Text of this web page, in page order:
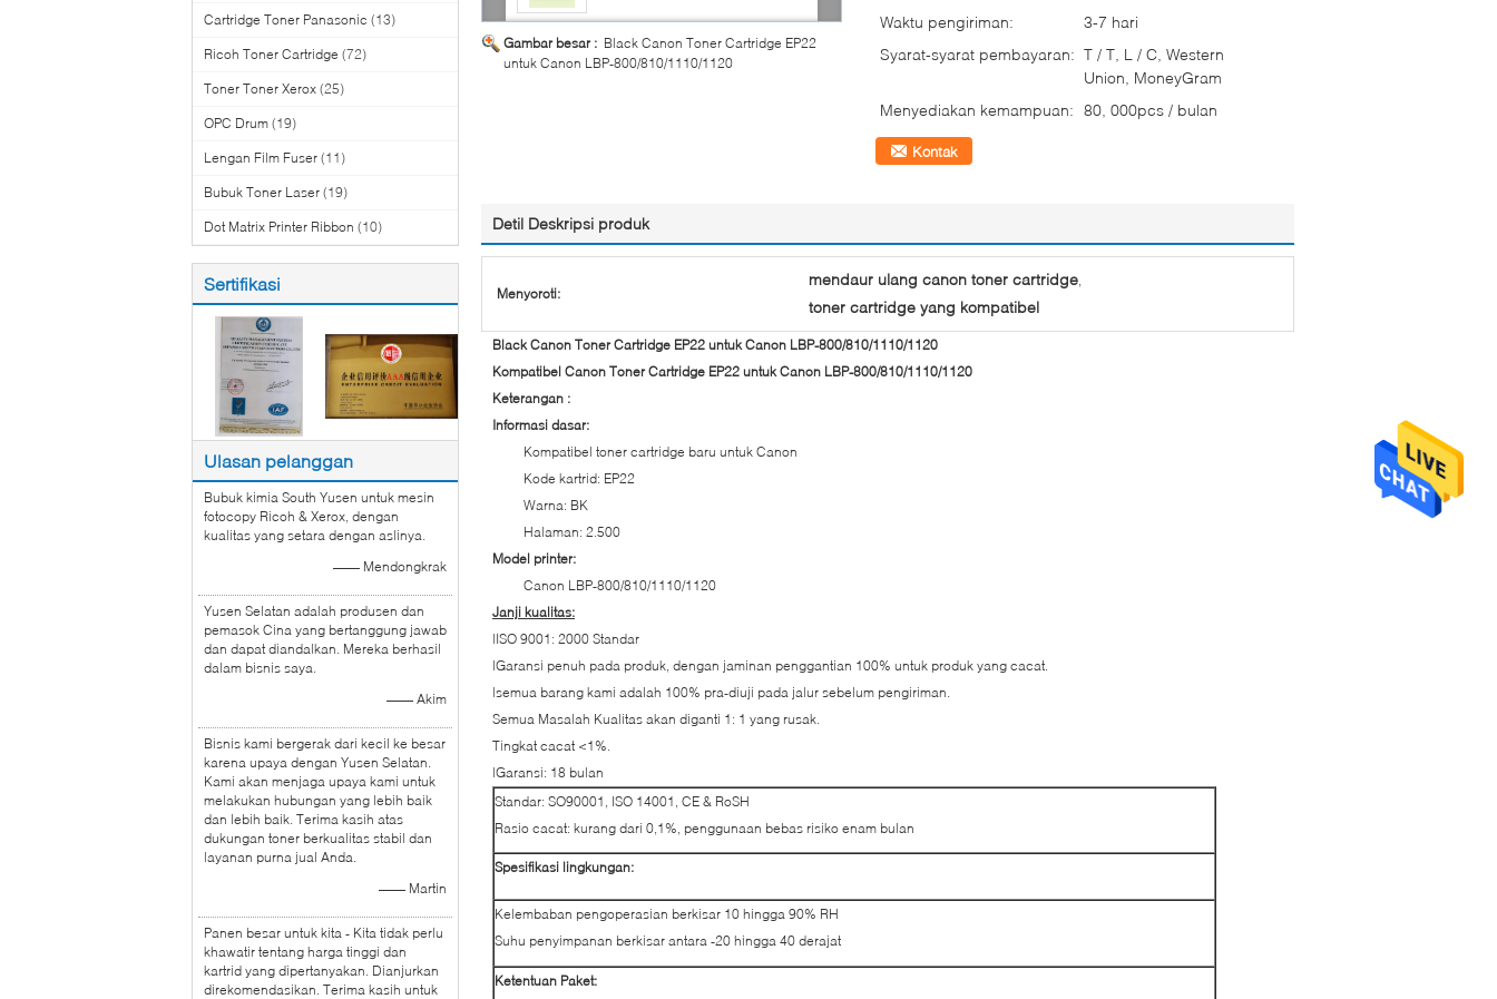
Cartridge Toner Panasonic (13)
Ricoh Toner Cartridge (72)
Toner Toner Xerox (25)
OPC Drum (19)
Lengan Film Fuser (11)
Bubuk Toner Laser (19)
Dot Matrix Printer Ribbon (10)
Sertifikasi
Ulasan pelanggan
Bubuk kimia South Yusen untuk mesin
fotocopy Ricoh & Xerox, dengan
kualitas yang setara dengan aslinya.
—— Mendongkrak
Yusen Selatan adalah produsen dan
pemasok Cina yang bertanggung jawab
dan dapat diandalkan. Mereka berhasil
dalam bisnis saya.
—— Akim
Bisnis kami bergerak dari kecil ke besar
karena upaya dengan Yusen Selatan.
Kami akan menjaga upaya kami untuk
melakukan hubungan yang lebih baik
dan lebih baik. Terima kasih atas
dukungan toner berkualitas stabil dan
layanan purna jual Anda.
—— Martin
Panen besar untuk kita - Kita tidak perlu
khawatir tentang harga tinggi dan
kartrid yang dipertanyakan. Dianjurkan
direkomendasikan. Terima kasih untuk
Gambar besar : Black Canon Toner Cartridge EP22
untuk Canon LBP-800/810/1110/1120
Waktu pengiriman:
3-7 hari
Syarat-syarat pembayaran: T / T, L / C, Western
Union, MoneyGram
Menyediakan kemampuan: 80, 000pcs / bulan
Kontak
Detil Deskripsi produk
Menyoroti:
mendaur ulang canon toner cartridge,
toner cartridge yang kompatibel
Black Canon Toner Cartridge EP22 untuk Canon LBP-800/810/1110/1120
Kompatibel Canon Toner Cartridge EP22 untuk Canon LBP-800/810/1110/1120
Keterangan :
Informasi dasar:
Kompatibel toner cartridge baru untuk Canon
Kode kartrid: EP22
Warna: BK
Halaman: 2.500
Model printer:
Canon LBP-800/810/1110/1120
Janji kualitas:
lISO 9001: 2000 Standar
lGaransi penuh pada produk, dengan jaminan penggantian 100% untuk produk yang cacat.
lsemua barang kami adalah 100% pra-diuji pada jalur sebelum pengiriman.
Semua Masalah Kualitas akan diganti 1: 1 yang rusak.
Tingkat cacat <1%.
lGaransi: 18 bulan
Standar: SO90001, ISO 14001, CE & RoSH
Rasio cacat: kurang dari 0,1%, penggunaan bebas risiko enam bulan
Spesifikasi lingkungan:
Kelembaban pengoperasian berkisar 10 hingga 90% RH
Suhu penyimpanan berkisar antara -20 hingga 40 derajat
Ketentuan Paket: